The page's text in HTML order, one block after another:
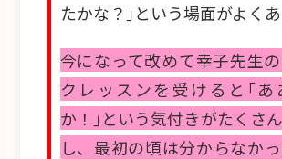
たかな？｣という場面がよくあ
今になって改めて幸子先生
クレッスンを受けると｢あ
か！｣という気付きがたくさ
し、最初の頃は分からなか